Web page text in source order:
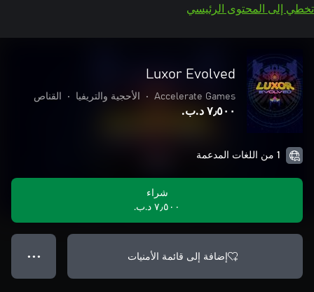
تخطي إلى المحتوى الرئيسي
Luxor Evolved
Accelerate Games
• الأحجية والتريفيا • القناص
٧٫٥٠٠ د.ب.‏
1 من اللغات المدعمة
شراء
٧٫٥٠٠ د.ب.‏
إضافة إلى قائمة الأمنيات ● ● ●